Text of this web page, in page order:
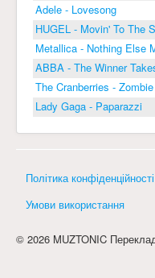
Adele - Lovesong
HUGEL - Movin' To The
Metallica - Nothing Else
ABBA - The Winner
The Cranberries - Zombie
Lady Gaga - Paparazzi
Політика конфіденційності
Умови використання
© 2026 MUZTONIC